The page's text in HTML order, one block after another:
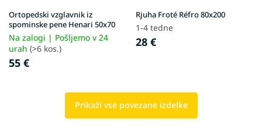
Ortopedski vzglavnik iz
spominske pene Henari 50x70
Na zalogi | Pošljemo v 24
urah (>6 kos.)
55 €
Rjuha Froté Réfro 80x200
1-4 tedne
28 €
Prikaži vse povezane izdelke